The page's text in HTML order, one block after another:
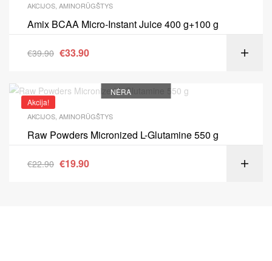
AKCIJOS, AMINORŪGŠTYS
Amix BCAA Micro-Instant Juice 400 g+100 g
€39.90 €33.90
Akcija!
NĖRA
AKCIJOS AMINORŪGŠTYS
Raw Powders Micronized L-Glutamine 550 g
€22.90 €19.90